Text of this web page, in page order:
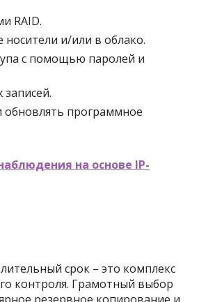
RAID.
и/или в облако.
с помощью паролей и
обновлять программное
на основе IP-
срок – это комплекс
контроля. Грамотный выбор